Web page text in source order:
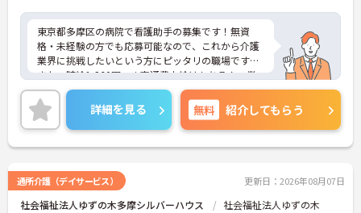
東京都多摩区の病院で看護助手の募集です！無資
格・未経験の方でも応募可能なので、これから介護
業界に挑戦したいという方にピッタリの職場です♪
また、時給1,260円～＋交通費支給はもちろん、業
績・勤務実績による賞与実績あり！あなたの頑張り
がしっかり評価される職場です◎ご興味のある方は
面接ポイントをお伝えしますので、お気軽にご連絡
ください！
詳細を見る 無料 紹介してもらう
通所介護（デイサービス） 更新日：2026年08月07日
社会福祉法人ゆずの木多摩シルバーハウス 社会福祉法人ゆずの木